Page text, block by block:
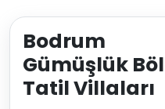
Bodrum
Gümüşlük
Tatil Villaları